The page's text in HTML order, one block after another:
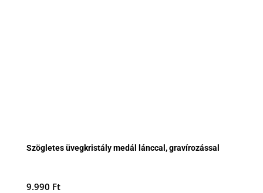
Szögletes üvegkristály medál lánccal, gravírozással
9.990 Ft